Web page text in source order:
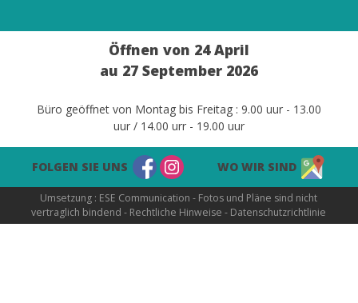
Öffnen von 24 April
au 27 September 2026
Büro geöffnet von Montag bis Freitag : 9.00 uur - 13.00
uur / 14.00 urr - 19.00 uur
FOLGEN SIE UNS WO WIR SIND
Umsetzung : ESE Communication - Fotos und Pläne sind nicht
vertraglich bindend - Rechtliche Hinweise - Datenschutzrichtlinie